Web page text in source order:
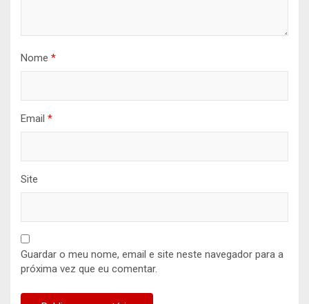
Nome *
Email *
Site
Guardar o meu nome, email e site neste navegador para a
próxima vez que eu comentar.